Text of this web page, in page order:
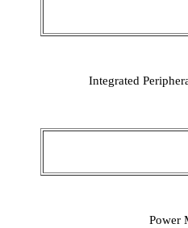
Integrated
Power